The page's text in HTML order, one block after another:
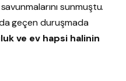
sunmuştu.
geçen duruşmada
ve ev hapsi halinin